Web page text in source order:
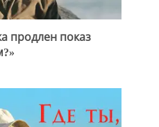
продлен показ